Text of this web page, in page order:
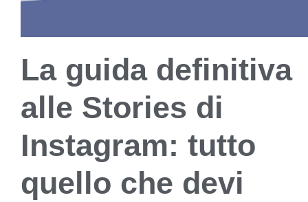
La guida definitiva
alle Stories di
Instagram: tutto
quello che devi